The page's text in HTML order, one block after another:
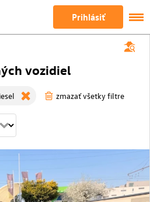
Prihlásiť
vozidiel
zmazať všetky filtre